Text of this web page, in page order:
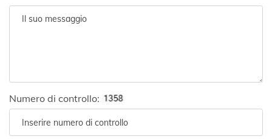
Numero di controllo: